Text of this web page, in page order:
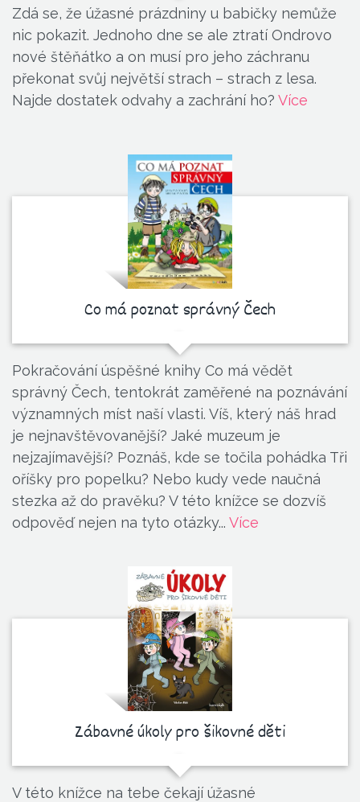
Zdá se, že úžasné prázdniny u babičky nemůže
nic pokazit. Jednoho dne se ale ztratí Ondrovo
nové štěňátko a on musí pro jeho záchranu
překonat svůj největší strach – strach z lesa.
Najde dostatek odvahy a zachrání ho? Více
Co má poznat správný Čech
Pokračování úspěšné knihy Co má vědět
správný Čech, tentokrát zaměřené na poznávání
významných míst naší vlasti. Víš, který náš hrad
je nejnavštěvovanější? Jaké muzeum je
nejzajímavější? Poznáš, kde se točila pohádka Tři
oříšky pro popelku? Nebo kudy vede naučná
stezka až do pravěku? V této knížce se dozvíš
odpověď nejen na tyto otázky... Více
Zábavné úkoly pro šikovné děti
V této knížce na tebe čekají úžasné